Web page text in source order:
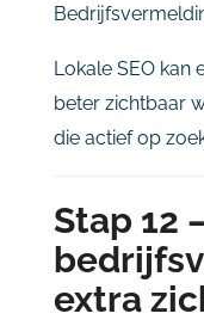
Lokale SEO kan
beter zichtbaar
die actiefop
Stap 12
extra